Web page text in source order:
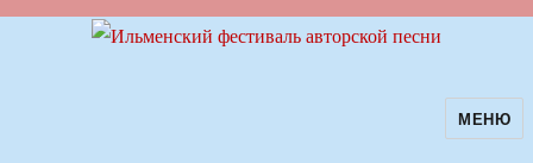
Ильменский фестиваль авторскойМЕНЮ